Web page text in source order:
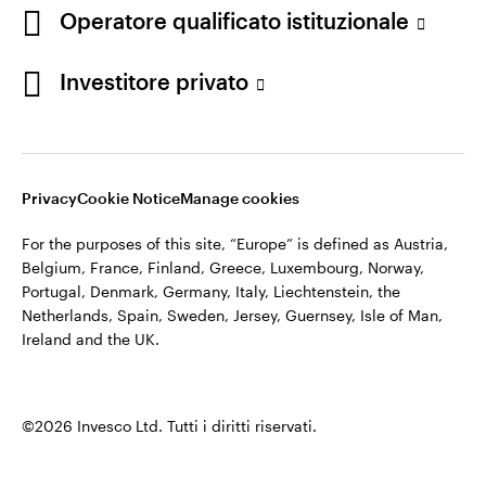
Italia
Contattaci
Operatore qualificato istituzionale
Investitore privato
PrivacyCookie NoticeManage cookies
For the purposes of this site, “Europe” is defined as Austria,
Belgium, France, Finland, Greece, Luxembourg, Norway,
Portugal, Denmark, Germany, Italy, Liechtenstein, the
Netherlands, Spain, Sweden, Jersey, Guernsey, Isle of Man,
Ireland and the UK.
©2026 Invesco Ltd. Tutti i diritti riservati.